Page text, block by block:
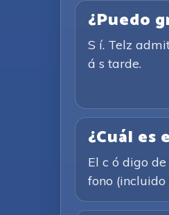
¿Puedo
S í. Telz
á s tarde.
¿Cuál
El c ó digo
fono (incluido